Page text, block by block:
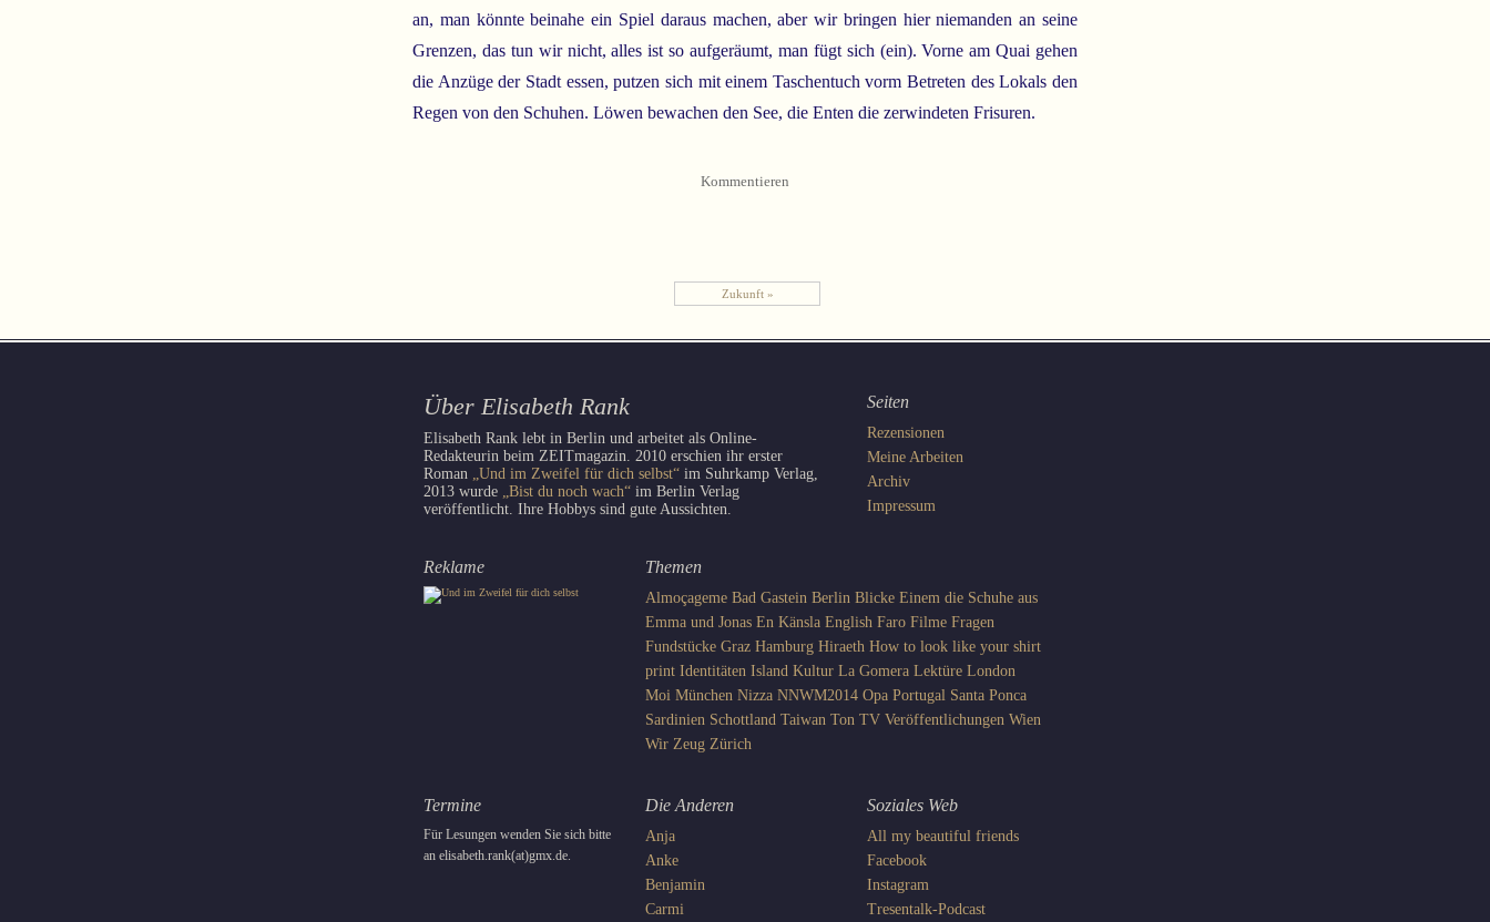
an, man könnte beinahe ein Spiel daraus machen, aber wir bringen hier niemanden an seine
Grenzen, das tun wir nicht, alles ist so aufgeräumt, man fügt sich (ein). Vorne am Quai gehen
die Anzüge der Stadt essen, putzen sich mit einem Taschentuch vorm Betreten des Lokals den
Regen von den Schuhen. Löwen bewachen den See, die Enten die zerwindeten Frisuren.
Kommentieren
Zukunft »
Über Elisabeth Rank
Elisabeth Rank lebt in Berlin und arbeitet als Online-
Redakteurin beim ZEITmagazin. 2010 erschien ihr erster
Roman „Und im Zweifel für dich selbst“ im Suhrkamp Verlag,
2013 wurde „Bist du noch wach“ im Berlin Verlag
veröffentlicht. Ihre Hobbys sind gute Aussichten.
Seiten
Rezensionen
Meine Arbeiten
Archiv
Impressum
Reklame Themen
Almoçageme Bad Gastein Berlin Blicke Einem die Schuhe aus
Emma und Jonas En Känsla English Faro Filme Fragen
Fundstücke Graz Hamburg Hiraeth How to look like your shirt
print Identitäten Island Kultur La Gomera Lektüre London
Moi München Nizza NNWM2014 Opa Portugal Santa Ponca
Sardinien Schottland Taiwan Ton TV Veröffentlichungen Wien
Wir Zeug Zürich
Termine
Für Lesungen wenden Sie sich bitte
an elisabeth.rank(at)gmx.de.
Die Anderen
Anja
Anke
Benjamin
Carmi
Soziales Web
All my beautiful friends
Facebook
Instagram
Tresentalk-Podcast